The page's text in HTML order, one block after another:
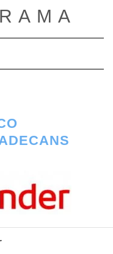
modo de navegación